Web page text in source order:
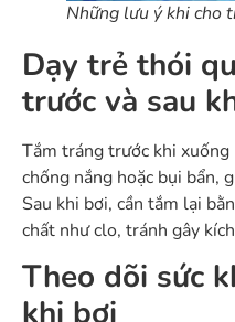
Những lưu ý khi cho
Dạy trẻ thói
trước và sau
Tắm tráng trước khi
chống nắng hoặc bụi bẩn,
Sau khi bơi, cần tắm lại
chất như clo, tránh gây
Theo dõi sức